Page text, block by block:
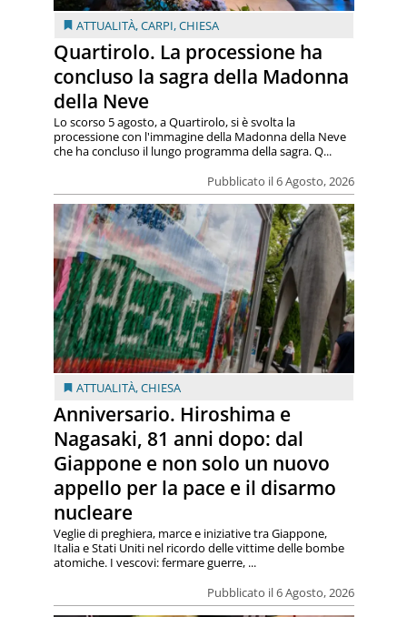
ATTUALITÀ,CARPI,CHIESA
Quartirolo. La processione ha
concluso la sagra della Madonna
della Neve
Pubblicato il 6 Agosto, 2026
Lo scorso 5 agosto, a Quartirolo, si è svolta la
processione con l'immagine della Madonna della Neve
che ha concluso il lungo programma della sagra. Q...
ATTUALITÀ,CHIESA
Anniversario. Hiroshima e
Nagasaki, 81 anni dopo: dal
Giappone e non solo un nuovo
appello per la pace e il disarmo
nucleare
Pubblicato il 6 Agosto, 2026
Veglie di preghiera, marce e iniziative tra Giappone,
Italia e Stati Uniti nel ricordo delle vittime delle bombe
atomiche. I vescovi: fermare guerre, ...